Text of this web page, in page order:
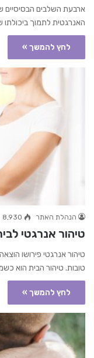
ארבעת השלבים
האנרגטית לתמוך ביכולתו
לחץ להמשך »
הנהלת האתר 8,930
טיהור אנרגטי
טיהור אנרגטי פירושו
טובות. טיהור הבית הוא
לחץ להמשך »